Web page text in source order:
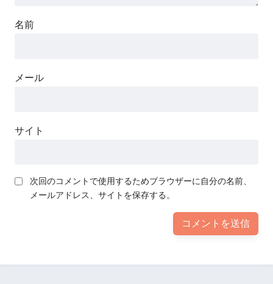
名前
メール
サイト
次回のコメントで使用するためブラウザーに自分の名前、
メールアドレス、サイトを保存する。